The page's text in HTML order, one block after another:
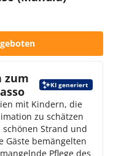
zum
KI generiert
mit Kindern, die
zu schätzen
Strand und
Gäste bemängelten
Pflege des